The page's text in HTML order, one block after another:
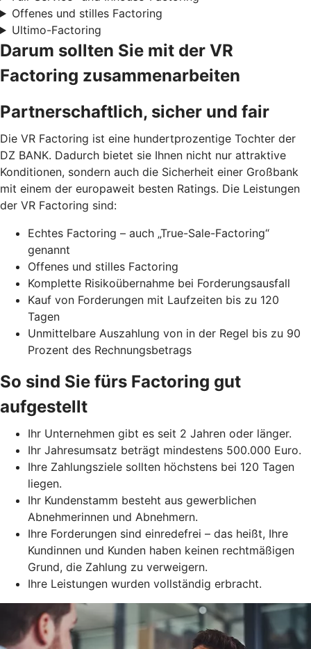
Offenes und stilles Factoring
Ultimo-Factoring
Darum sollten Sie mit der VR
Factoring zusammenarbeiten
Partnerschaftlich, sicher und fair
Die VR Factoring ist eine hundertprozentige Tochter der
DZ BANK. Dadurch bietet sie Ihnen nicht nur attraktive
Konditionen, sondern auch die Sicherheit einer Großbank
mit einem der europaweit besten Ratings. Die Leistungen
der VR Factoring sind:
Echtes Factoring – auch „True-Sale-Factoring“
genannt
Offenes und stilles Factoring
Komplette Risikoübernahme bei Forderungsausfall
Kauf von Forderungen mit Laufzeiten bis zu 120
Tagen
Unmittelbare Auszahlung von in der Regel bis zu 90
Prozent des Rechnungsbetrags
So sind Sie fürs Factoring gut
aufgestellt
Ihr Unternehmen gibt es seit 2 Jahren oder länger.
Ihr Jahresumsatz beträgt mindestens 500.000 Euro.
Ihre Zahlungsziele sollten höchstens bei 120 Tagen
liegen.
Ihr Kundenstamm besteht aus gewerblichen
Abnehmerinnen und Abnehmern.
Ihre Forderungen sind einredefrei – das heißt, Ihre
Kundinnen und Kunden haben keinen rechtmäßigen
Grund, die Zahlung zu verweigern.
Ihre Leistungen wurden vollständig erbracht.